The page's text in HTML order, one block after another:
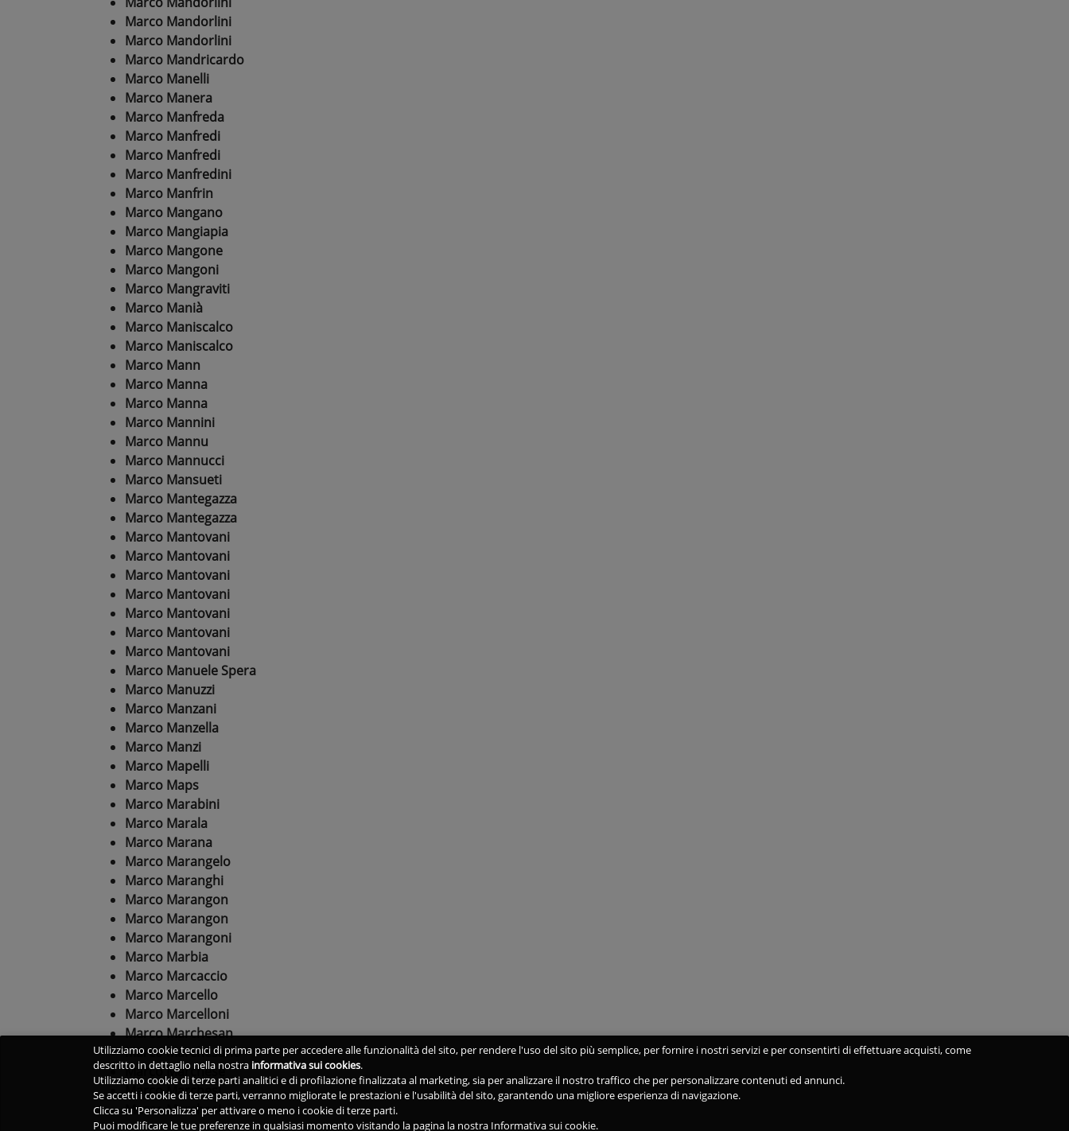
Marco Mandorlini
Marco Mandorlini
Marco Mandricardo
Marco Manelli
Marco Manera
Marco Manfreda
Marco Manfredi
Marco Manfredi
Marco Manfredini
Marco Manfrin
Marco Mangano
Marco Mangiapia
Marco Mangone
Marco Mangoni
Marco Mangraviti
Marco Manià
Marco Maniscalco
Marco Maniscalco
Marco Mann
Marco Manna
Marco Manna
Marco Mannini
Marco Mannu
Marco Mannucci
Marco Mansueti
Marco Mantegazza
Marco Mantegazza
Marco Mantovani
Marco Mantovani
Marco Mantovani
Marco Mantovani
Marco Mantovani
Marco Mantovani
Marco Mantovani
Marco Manuele Spera
Marco Manuzzi
Marco Manzani
Marco Manzella
Marco Manzi
Marco Mapelli
Marco Maps
Marco Marabini
Marco Marala
Marco Marana
Marco Marangelo
Marco Maranghi
Marco Marangon
Marco Marangon
Marco Marangoni
Marco Marbia
Marco Marcaccio
Marco Marcello
Marco Marcelloni
Marco Marchesan
Marco Marchesano
Marco Marchese
Marco Marchesi
Marco Marchesi
Utilizziamo cookie tecnici di prima parte per accedere alle funzionalità del sito, per rendere l'uso del sito più semplice, per fornire i nostri servizi e per consentirti di effettuare acquisti, come
descritto in dettaglio nella nostra informativa sui cookies.
Utilizziamo cookie di terze parti analitici e di profilazione finalizzata al marketing, sia per analizzare il nostro traffico che per personalizzare contenuti ed annunci.
Se accetti i cookie di terze parti, verranno migliorate le prestazioni e l'usabilità del sito, garantendo una migliore esperienza di navigazione.
Clicca su 'Personalizza' per attivare o meno i cookie di terze parti.
Puoi modificare le tue preferenze in qualsiasi momento visitando la pagina la nostra Informativa sui cookie.